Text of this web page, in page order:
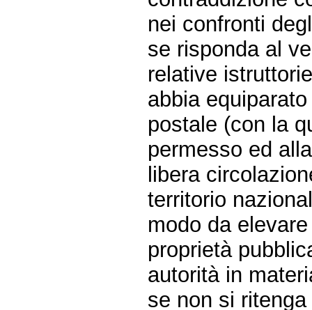
nei confronti
se risponda al
relative
abbia
postale (con la
permesso ed
libera
territorio
modo da
proprietà
autorità in
se non si